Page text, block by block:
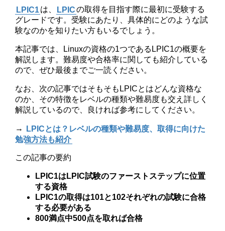
LPIC1 は、 LPICの取得を目指す際に最初に受験する
グレードです。受験にあたり、具体的にどのような試
験なのかを知りたい方もいるでしょう。
本記事では、Linuxの資格の1つであるLPIC1の概要を
解説します。難易度や合格率に関しても紹介している
ので、ぜひ最後までご一読ください。
なお、次の記事ではそもそもLPICとはどんな資格な
のか、その特徴をレベルの種類や難易度も交え詳しく
解説しているので、良ければ参考にしてください。
→ LPICとは？レベルの種類や難易度、取得に向けた
勉強方法も紹介
この記事の要約
LPIC1はLPIC試験のファーストステップに位置
する資格
LPIC1の取得は101と102それぞれの試験に合格
する必要がある
800満点中500点を取れば合格